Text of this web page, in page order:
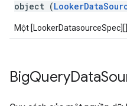
object (
Một [LookerDatasourceSpec][].
BigQueryData